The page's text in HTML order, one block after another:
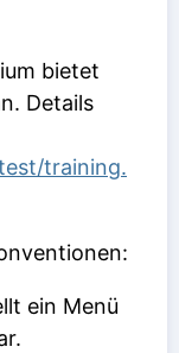
bietet
Details
training.
ein Menü